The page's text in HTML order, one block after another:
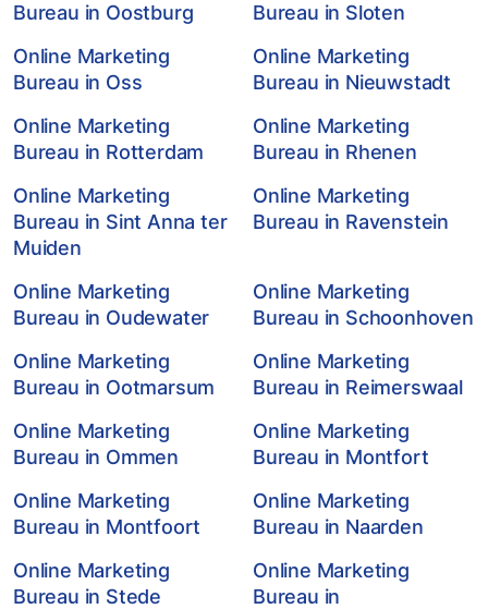
Bureau in Oostburg
Bureau in Sloten
Online Marketing
Bureau in Oss
Online Marketing
Bureau in Nieuwstadt
Online Marketing
Bureau in Rotterdam
Online Marketing
Bureau in Rhenen
Online Marketing
Bureau in Sint Anna ter
Muiden
Online Marketing
Bureau in Ravenstein
Online Marketing
Bureau in Oudewater
Online Marketing
Bureau in Schoonhoven
Online Marketing
Bureau in Ootmarsum
Online Marketing
Bureau in Reimerswaal
Online Marketing
Bureau in Ommen
Online Marketing
Bureau in Montfort
Online Marketing
Bureau in Montfoort
Online Marketing
Bureau in Naarden
Online Marketing
Bureau in Stede
Online Marketing
Bureau in